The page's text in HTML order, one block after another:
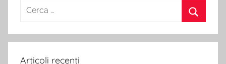
Ricerca
Articoli recenti